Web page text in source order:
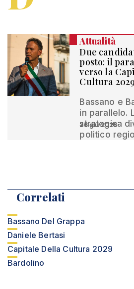
Attualità
Due
posto: il
verso la
Cultura 2029
Bassano e
in parallelo.
strategica
politico
26 giu 2026
Correlati
Bassano Del Grappa
Daniele Bertasi
Capitale Della Cultura 2029
Bardolino